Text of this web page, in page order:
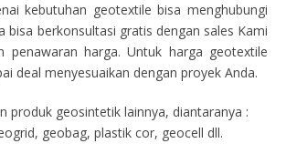
kebutuhan geotextile bisa menghubungi
bisa berkonsultasi gratis dengan sales Kami
penawaran harga. Untuk harga geotextile
deal menyesuaikan dengan proyek Anda.
produk geosintetik lainnya, diantaranya :
geobag, plastik cor, geocell dll.